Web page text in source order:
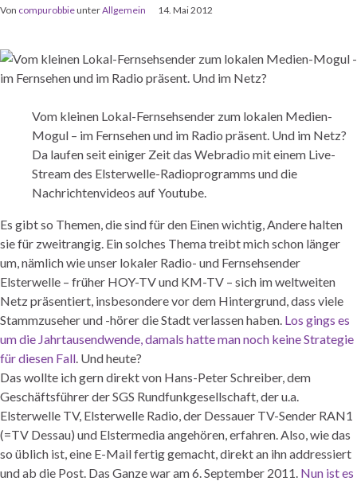
Von compurobbieunterAllgemein 14. Mai 2012
Vom kleinen Lokal-Fernsehsender zum lokalen Medien-
Mogul – im Fernsehen und im Radio präsent. Und im Netz?
Da laufen seit einiger Zeit das Webradio mit einem Live-
Stream des Elsterwelle-Radioprogramms und die
Nachrichtenvideos auf Youtube.
Es gibt so Themen, die sind für den Einen wichtig, Andere halten
sie für zweitrangig. Ein solches Thema treibt mich schon länger
um, nämlich wie unser lokaler Radio- und Fernsehsender
Elsterwelle – früher HOY-TV und KM-TV – sich im weltweiten
Netz präsentiert, insbesondere vor dem Hintergrund, dass viele
Stammzuseher und -hörer die Stadt verlassen haben. Los gings es
um die Jahrtausendwende, damals hatte man noch keine Strategie
für diesen Fall. Und heute?
Das wollte ich gern direkt von Hans-Peter Schreiber, dem
Geschäftsführer der SGS Rundfunkgesellschaft, der u.a.
Elsterwelle TV, Elsterwelle Radio, der Dessauer TV-Sender RAN1
(=TV Dessau) und Elstermedia angehören, erfahren. Also, wie das
so üblich ist, eine E-Mail fertig gemacht, direkt an ihn addressiert
und ab die Post. Das Ganze war am 6. September 2011. Nun ist es